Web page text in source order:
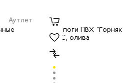
Аутлет